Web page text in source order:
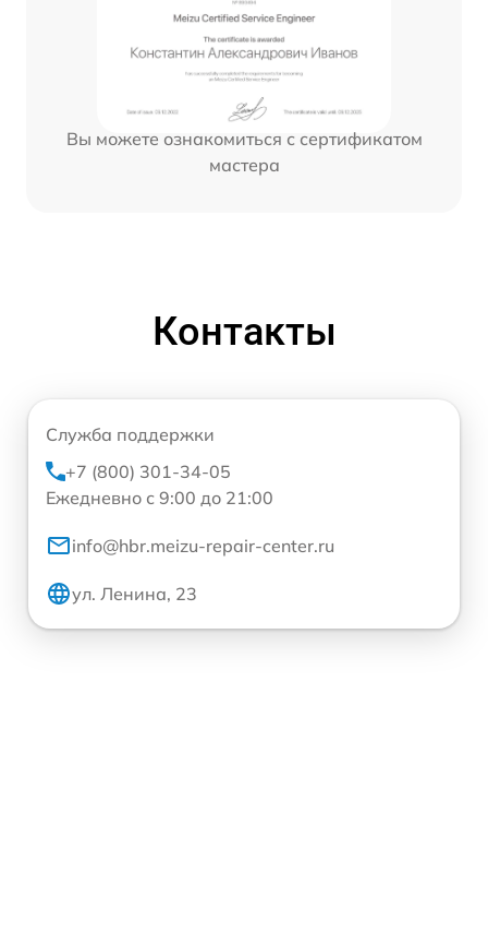
Вы можете ознакомиться с сертификатом
мастера
Контакты
Служба поддержки
+7 (800) 301-34-05
Ежедневно с 9:00 до 21:00
info@hbr.meizu-repair-center.ru
ул. Ленина, 23